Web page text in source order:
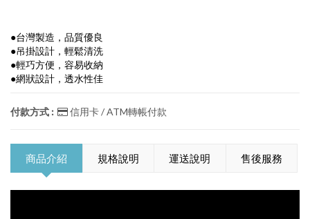
●台灣製造，品質優良
●吊掛設計，輕鬆清洗
●輕巧方便，容易收納
●網狀設計，透水性佳
付款方式 : 信用卡 / ATM轉帳付款
商品介紹 規格說明 運送說明 售後服務